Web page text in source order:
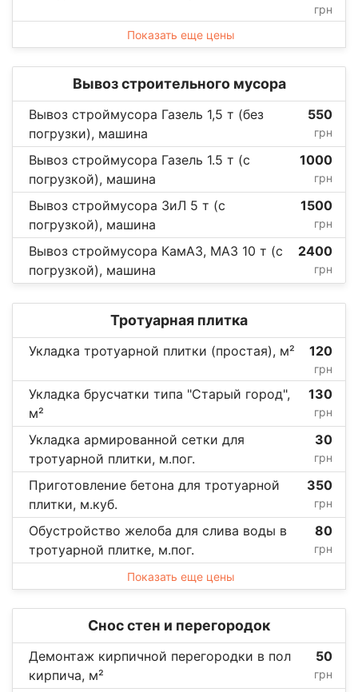
грн
Показать еще цены
Вывоз строительного мусора
Вывоз строймусора Газель 1,5 т (без
погрузки), машина
550
грн
Вывоз строймусора Газель 1.5 т (с
погрузкой), машина
1000
грн
Вывоз строймусора ЗиЛ 5 т (с
погрузкой), машина
1500
грн
Вывоз строймусора КамАЗ, МАЗ 10 т (с
погрузкой), машина
2400
грн
Тротуарная плитка
Укладка тротуарной плитки (простая), м² 120
грн
Укладка брусчатки типа "Старый город",
м²
130
грн
Укладка армированной сетки для
тротуарной плитки, м.пог.
30
грн
Приготовление бетона для тротуарной
плитки, м.куб.
350
грн
Обустройство желоба для слива воды в
тротуарной плитке, м.пог.
80
грн
Показать еще цены
Снос стен и перегородок
Демонтаж кирпичной перегородки в пол
кирпича, м²
50
грн